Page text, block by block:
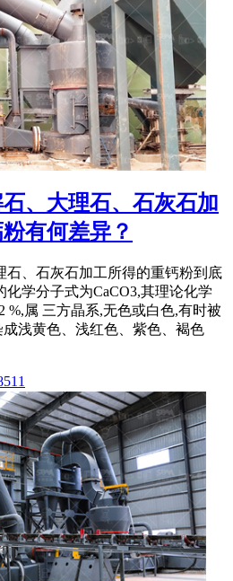
、大理石、石灰石加
有何差异？
石、石灰石加工所得的重钙粉到底
学分子式为CaCO3,其理论化学
%,属 三方晶系,无色或白色,有时被
浅黄色、浅红色、紫色、褐色